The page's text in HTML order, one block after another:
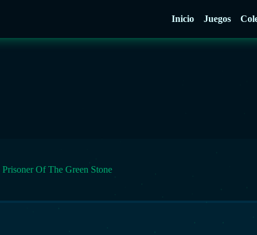
Inicio Juegos
Of The Green Stone